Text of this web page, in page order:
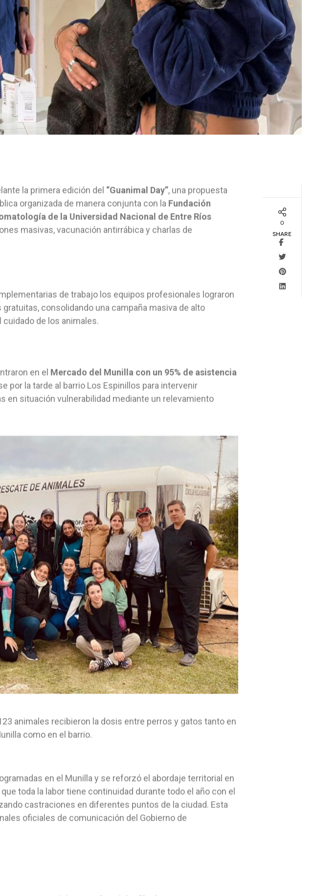
la primera edición del “Guanimal Day”, una propuesta
organizada de manera conjunta con la Fundación
de la Universidad Nacional de Entre Ríos
masivas, vacunación antirrábica y charlas de
de trabajo los equipos profesionales lograron
consolidando una campaña masiva de alto
de los animales.
en el Mercado del Munilla con un 95% de asistencia
por la tarde al barrio Los Espinillos para intervenir
en situación vulnerabilidad mediante un relevamiento
animales recibieron la dosis entre perros y gatos tanto en
como en el barrio.
en el Munilla y se reforzó el abordaje territorial en
toda la labor tiene continuidad durante todo el año con el
castraciones en diferentes puntos de la ciudad. Esta
oficiales de comunicación del Gobierno de
0
SHARE